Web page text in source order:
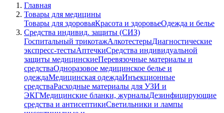
Главная
Товары для медицины
Товары для здоровьяКрасота и здоровьеОдежда и белье
Средства индивид. защиты (СИЗ)
Госпитальный трикотажАлкотестерыДиагностические
экспресс-тестыАптечкиСредства индивидуальной
защиты медицинскиеПеревязочные материалы и
средстваОдноразовое медицинское белье и
одеждаМедицинская одеждаИнъекционные
средстваРасходные материалы для УЗИ и
ЭКГМедицинские бланки, журналыДезинфицирующие
средства и антисептикиСветильники и лампы